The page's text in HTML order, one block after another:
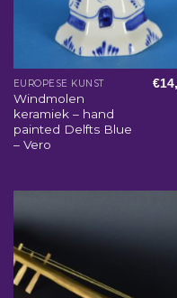
EUROPESE KUNST
Windmolen
keramiek – hand
painted Delfts Blue
– Vero
€